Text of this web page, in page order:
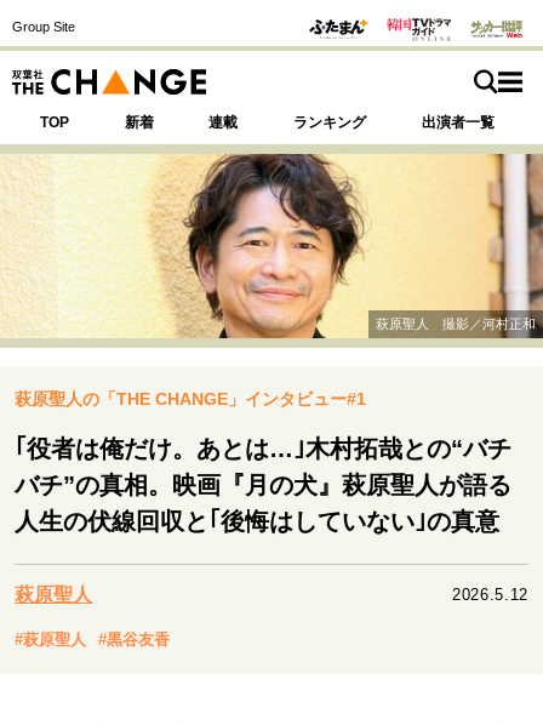
Group Site
TOP 新着 連載 ランキング 出演者一覧
SPECIAL 注目の記事テーマで探す
運命を変えた出会い 決断の裏側
表現者の葛藤
人生が動いた日 10代の挫折と原点
セカンドキャリアの描き方
夢を掴む選択
萩原聖人 撮影／河村正和
萩原聖人の「THE CHANGE」インタビュー#1
｢役者は俺だけ。あとは…｣木村拓哉との“バチ
バチ”の真相。映画『月の犬』萩原聖人が語る
人生の伏線回収と｢後悔はしていない｣の真意
萩原聖人 2026.5.12
#萩原聖人 #黒谷友香